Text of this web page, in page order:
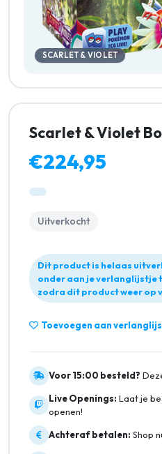
SCARLET & VIOLET
Scarlet & Violet
€224,95
Uitverkocht
Dit product is helaas
onder aan je verlanglijstje
zodra dit product weer op
Toevoegen aan
Voor 15:00 besteld?
Live Openings: Laat je
openen!
Achteraf betalen: Shop